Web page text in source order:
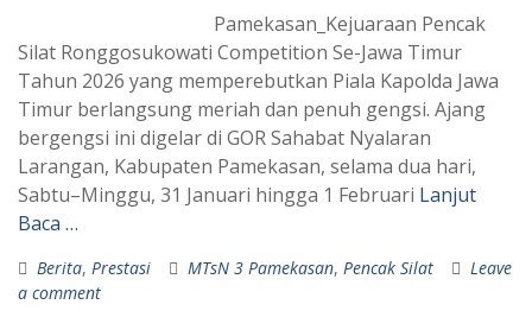
Pamekasan_Kejuaraan Pencak
Silat Ronggosukowati Competition Se-Jawa Timur
Tahun 2026 yang memperebutkan Piala Kapolda Jawa
Timur berlangsung meriah dan penuh gengsi. Ajang
bergengsi ini digelar di GOR Sahabat Nyalaran
Larangan, Kabupaten Pamekasan, selama dua hari,
Sabtu–Minggu, 31 Januari hingga 1 Februari Lanjut
Baca …
Berita, Prestasi MTsN 3 Pamekasan, Pencak Silat
Leave
a comment